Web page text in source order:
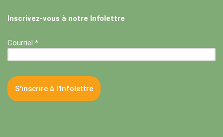
Inscrivez-vous à notre Infolettre
Courriel *